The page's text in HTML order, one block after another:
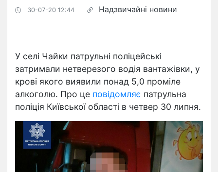
30-07-20 12:44 Надзвичайні новини
У селі Чайки патрульні поліцейські
затримали нетверезого водія вантажівки, у
крові якого виявили понад 5,0 проміле
алкоголю. Про це повідомляє патрульна
поліція Київської області в четвер 30 липня.